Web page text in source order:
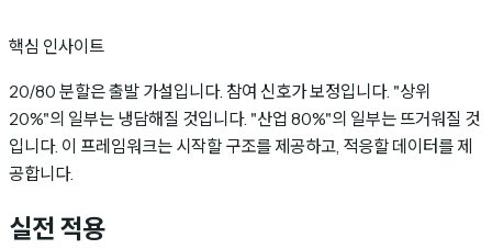
핵심 인사이트
20/80 분할은 출발 가설입니다. 참여 신호가 보정입니다. "상위
20%"의 일부는 냉담해질 것입니다. "산업 80%"의 일부는 뜨거워질 것
입니다. 이 프레임워크는 시작할 구조를 제공하고, 적응할 데이터를 제
공합니다.
실전 적용